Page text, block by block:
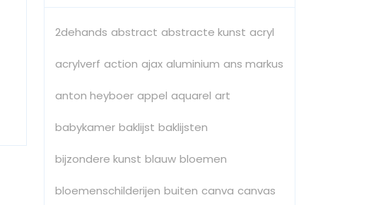
Schilderijen:
Eeuw
2dehands abstract abstracte kunst acryl
acrylverf action ajax aluminium ans markus
anton heyboer appel aquarel art
babykamer baklijst baklijsten
bijzondere kunst blauw bloemen
bloemenschilderijen buiten canva canvas